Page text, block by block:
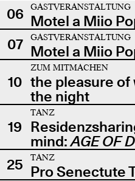
06
GASTVERANSTALTUNG
Motel a Miio
07
GASTVERANSTALTUNG
Motel a Miio
10
ZUM MITMACHEN
the pleasure
the night
19
TANZ
mind:AGE OF
25
TANZ
Pro Senectute